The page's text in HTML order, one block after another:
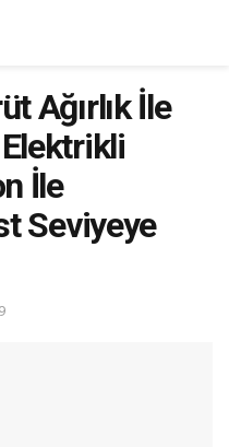
Ağırlık İle
İle
Seviyeye